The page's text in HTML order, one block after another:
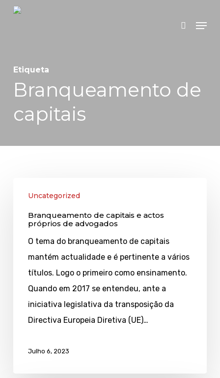
Skip
search
Menu
Etiqueta
Branqueamento de
capitais
capitais
Uncategorized
Branqueamento de capitais e actos
próprios de advogados
O tema do branqueamento de capitais
mantém actualidade e é pertinente a vários
títulos. Logo o primeiro como ensinamento.
Quando em 2017 se entendeu, ante a
iniciativa legislativa da transposição da
Directiva Europeia Diretiva (UE)…
Julho 6, 2023